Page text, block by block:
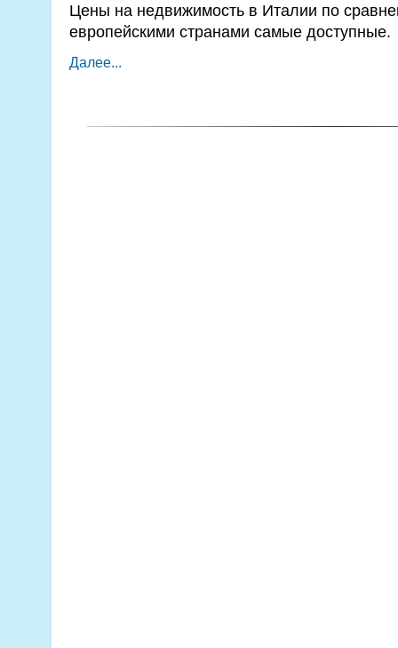
Цены на недвижимость в Италии по
европейскими странами самые доступные.
Далее...